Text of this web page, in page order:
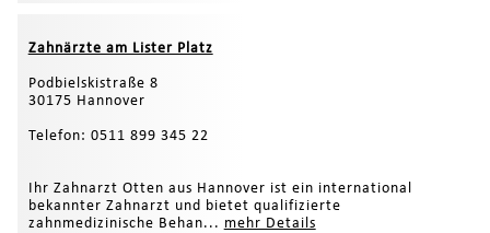
Zahnärzte am Lister Platz
Podbielskistraße 8
30175 Hannover
Telefon: 0511 899 345 22
Ihr Zahnarzt Otten aus Hannover ist ein international
bekannter Zahnarzt und bietet qualifizierte
zahnmedizinische Behan... mehr Details